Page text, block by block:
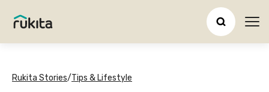
Rukita Stories/Tips & Lifestyle